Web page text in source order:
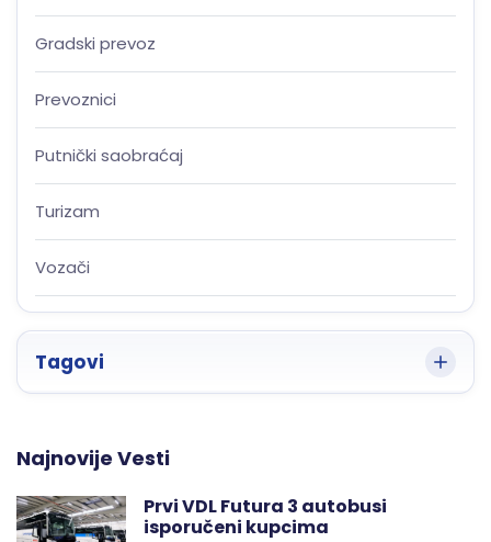
Gradski prevoz
Prevoznici
Putnički saobraćaj
Turizam
Vozači
Tagovi
Najnovije Vesti
Prvi VDL Futura 3 autobusi
isporučeni kupcima